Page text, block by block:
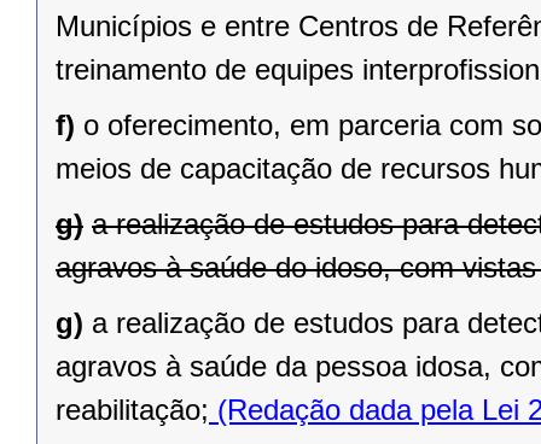
Municípios e entre Centros de
treinamento de equipes
f) o oferecimento, em parceria com
meios de capacitação de recursos
g) a realização de estudos para
agravos à saúde do idoso, com
g) a realização de estudos para
agravos à saúde da pessoa idosa,
reabilitação; (Redação dada pela Lei